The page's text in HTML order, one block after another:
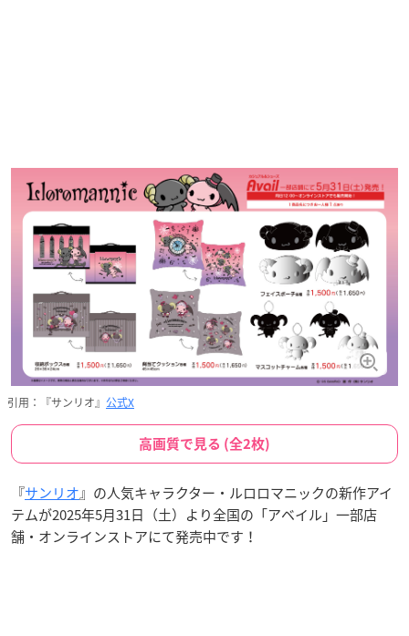
引用：『サンリオ』 公式X
高画質で見る (全2枚)
『サンリオ』の人気キャラクター・ルロロマニックの新作アイ
テムが2025年5月31日（土）より全国の「アベイル」一部店
舗・オンラインストアにて発売中です！